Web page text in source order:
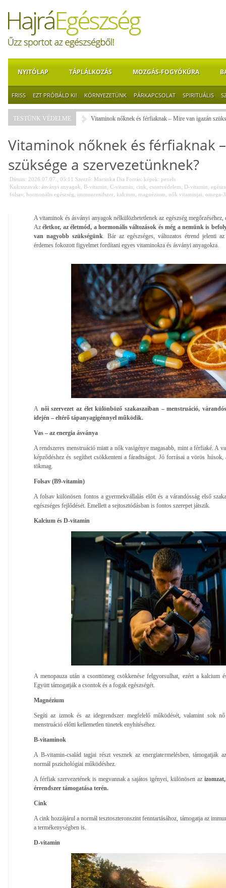
NYITÓLAP TÁPLÁLKOZÁS MOZGÁS-FOGYÓKÚRA
FRISS EZT PRÓBÁLD KI! KÖRNYEZETÜNK PÁRKAPCSOLAT SPIRITUÁLIS
TESTÜNK VÉDELME Vitaminok nőknek és férfiaknak – Mire van igazán
Vitaminok nőknek és férfiaknak
szüksége a szervezetünknek?
Dátum: 2026.07.07., 05:11 Szerző: Martinka Dia Forrás: képek: pexels
Kulcsszavak: ásványi anyagok B-vitamin C-vitamin cink csontvédelem D-vitamin
folsav hormonális egészség immunrendszer kalcium magnézium nők vitaminjai omega-3
A vitaminok és ásványi anyagok nélkülözhetetlenek az egészség
Az életkor, az életmód, a hormonális változások és még a nemünk is
van nagyobb szükségünk . Bár az egészséges, változatos étrend jelenti
érdemes fokozott figyelmet fordítani egyes vitaminokra és ásványi anyagokra.
A női szervezet az élet különböző szakaszaiban – menstruáció,
idején – eltérő tápanyagigénnyel működik.
Vas – az energia ásványa
A rendszeres menstruáció miatt a nők vasigénye magasabb, mint a férfiaké. A
képződéshez és segíthet csökkenteni a fáradtságot. Jó forrásai a vörös
tökmag.
Folsav (B9-vitamin)
A folsav különösen fontos a gyermekvállalás előtt és a várandósság első
egészséges fejlődését. Emellett a sejtosztódásban is fontos szerepet játszik.
Kalcium és D-vitamin
A menopauza után a csonttömeg csökkenése felgyorsulhat, ezért a kalcium
Együtt támogatják a csontok és a fogak egészségét.
Magnézium
Segíti az izmok és az idegrendszer megfelelő működését, valamint sok
menstruáció előtti kellemetlen tünetek enyhítéséhez.
B-vitaminok
A B-vitamin-család tagjai részt vesznek az energiatermelésben, támogatják
normál pszichológiai működéshez.
A férfiak szervezetének is megvannak a sajátos igényei, különösen azizomzat,
érrendszer támogatása terén.
Cink
A cink hozzájárul a normál tesztoszteronszint fenntartásához, támogatja az
a termékenységben is.
D-vitamin